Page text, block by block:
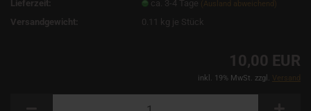
Lieferzeit:
ca. 3-4 Tage (Ausland abweichend)
Versandgewicht: 0.11 kg je Stück
10,00 EUR
inkl. 19% MwSt. zzgl. Versand